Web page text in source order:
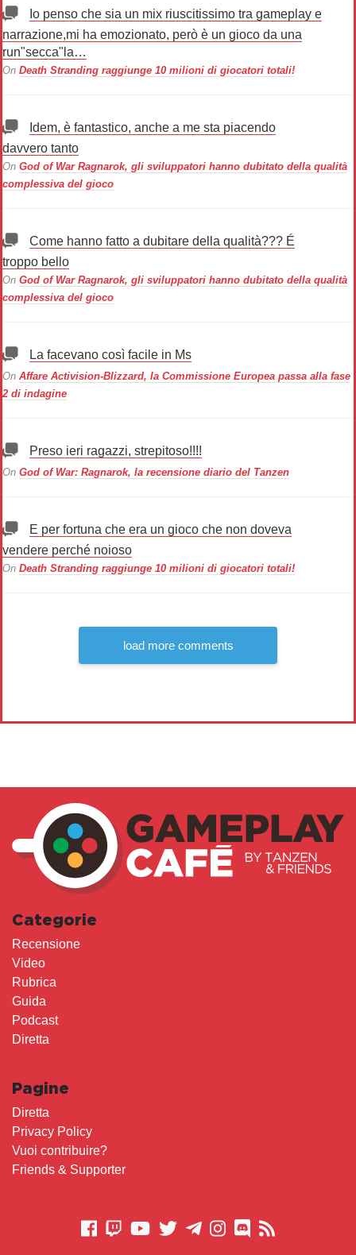
Io penso che sia un mix riuscitissimo tra gameplay e
narrazione,mi ha emozionato, però è un gioco da una
run"secca"la…
On Death Stranding raggiunge 10 milioni di giocatori totali!
Idem, è fantastico, anche a me sta piacendo
davvero tanto
On God of War Ragnarok, gli sviluppatori hanno dubitato della qualità
complessiva del gioco
Come hanno fatto a dubitare della qualità??? É
troppo bello
On God of War Ragnarok, gli sviluppatori hanno dubitato della qualità
complessiva del gioco
La facevano così facile in Ms
On Affare Activision-Blizzard, la Commissione Europea passa alla fase
2 di indagine
Preso ieri ragazzi, strepitoso!!!!
On God of War: Ragnarok, la recensione diario del Tanzen
E per fortuna che era un gioco che non doveva
vendere perché noioso
On Death Stranding raggiunge 10 milioni di giocatori totali!
load more comments
Categorie
Recensione
Video
Rubrica
Guida
Podcast
Diretta
Pagine
Diretta
Privacy Policy
Vuoi contribuire?
Friends & Supporter